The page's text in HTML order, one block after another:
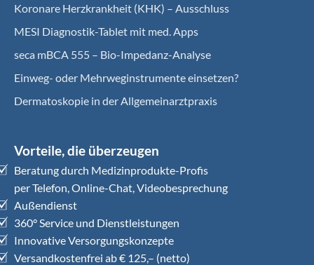
Koro­nare Herz­krank­heit (KHK) – Ausschluss
MESI Diagnostik-Tablet mit med. Apps
seca mBCA 555 – Bio-Impedanz-Analyse
Einweg- oder Mehrweginstrumente einsetzen?
Dermatoskopie in der Allgemeinarztpraxis
Vorteile, die überzeugen
Beratung durch Medizinprodukte-Profis
per Telefon, Online-Chat, Videobesprechung
Außendienst
360° Service und Dienstleistungen
Innovative Versorgungskonzepte
Versandkostenfrei ab € 125,– (netto)